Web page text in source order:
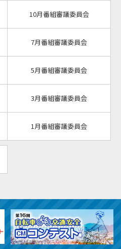
10月番組審議委員会
7月番組審議委員会
5月番組審議委員会
3月番組審議委員会
1月番組審議委員会